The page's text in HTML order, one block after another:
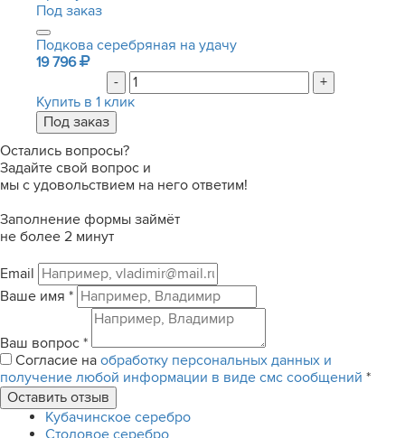
Под заказ
Подкова серебряная на удачу
19 796
-
+
Купить в 1 клик
Остались вопросы?
Задайте свой вопрос и
мы с удовольствием на него ответим!
Заполнение формы займёт
не более 2 минут
Email
Ваше имя *
Ваш вопрос *
Согласие на обработку персональных данных и
получение любой информации в виде смс сообщений *
Кубачинское серебро
Столовое серебро